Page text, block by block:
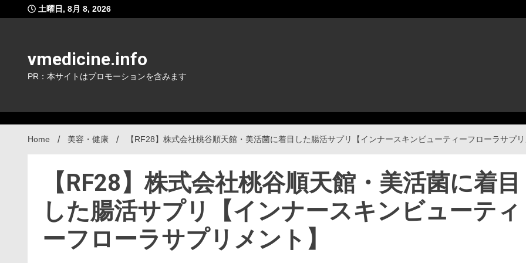
to
土曜日, 8月 8, 2026
vmedicine.info
PR：本サイトはプロモーションを含みます
Home 美容・健康 【RF28】株式会社桃谷順天館・美活菌に着目した腸活サプリ【インナースキンビューティーフローラサプ
【RF28】株式会社桃谷順天館・美活菌に着目
した腸活サプリ【インナースキンビューティ
ーフローラサプリメント】